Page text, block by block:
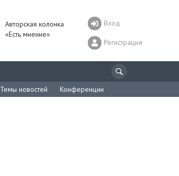
Авторская колонка
«Есть мнение»
Вход
Регистрация
Темы новостей Конференции